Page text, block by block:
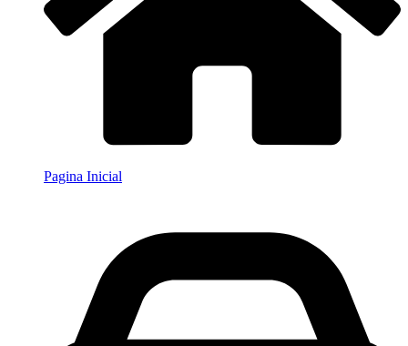
Pagina Inicial